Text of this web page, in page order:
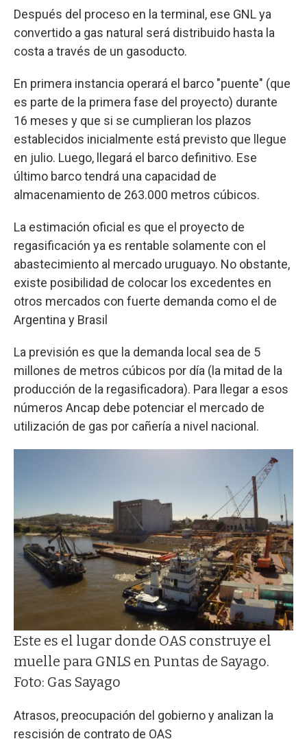
Después del proceso en la terminal, ese GNL ya
convertido a gas natural será distribuido hasta la
costa a través de un gasoducto.
En primera instancia operará el barco "puente" (que
es parte de la primera fase del proyecto) durante
16 meses y que si se cumplieran los plazos
establecidos inicialmente está previsto que llegue
en julio. Luego, llegará el barco definitivo. Ese
último barco tendrá una capacidad de
almacenamiento de 263.000 metros cúbicos.
La estimación oficial es que el proyecto de
regasificación ya es rentable solamente con el
abastecimiento al mercado uruguayo. No obstante,
existe posibilidad de colocar los excedentes en
otros mercados con fuerte demanda como el de
Argentina y Brasil
La previsión es que la demanda local sea de 5
millones de metros cúbicos por día (la mitad de la
producción de la regasificadora). Para llegar a esos
números Ancap debe potenciar el mercado de
utilización de gas por cañería a nivel nacional.
Este es el lugar donde OAS construye el
muelle para GNLS en Puntas de Sayago.
Foto: Gas Sayago
Atrasos, preocupación del gobierno y analizan la
rescisión de contrato de OAS